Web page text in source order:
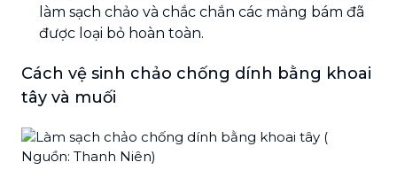
làm sạch chảo và chắc chắn các mảng bám đã
được loại bỏ hoàn toàn.
Cách vệ sinh chảo chống dính bằng khoai
tây và muối